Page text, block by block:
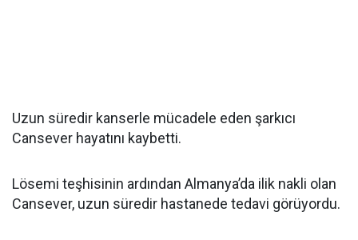
Uzun süredir kanserle mücadele eden şarkıcı
Cansever hayatını kaybetti.
Lösemi teşhisinin ardından Almanya’da ilik nakli olan
Cansever, uzun süredir hastanede tedavi görüyordu.